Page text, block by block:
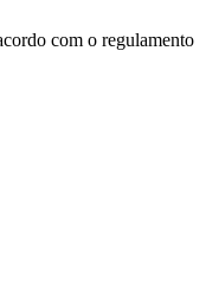
com o regulamento